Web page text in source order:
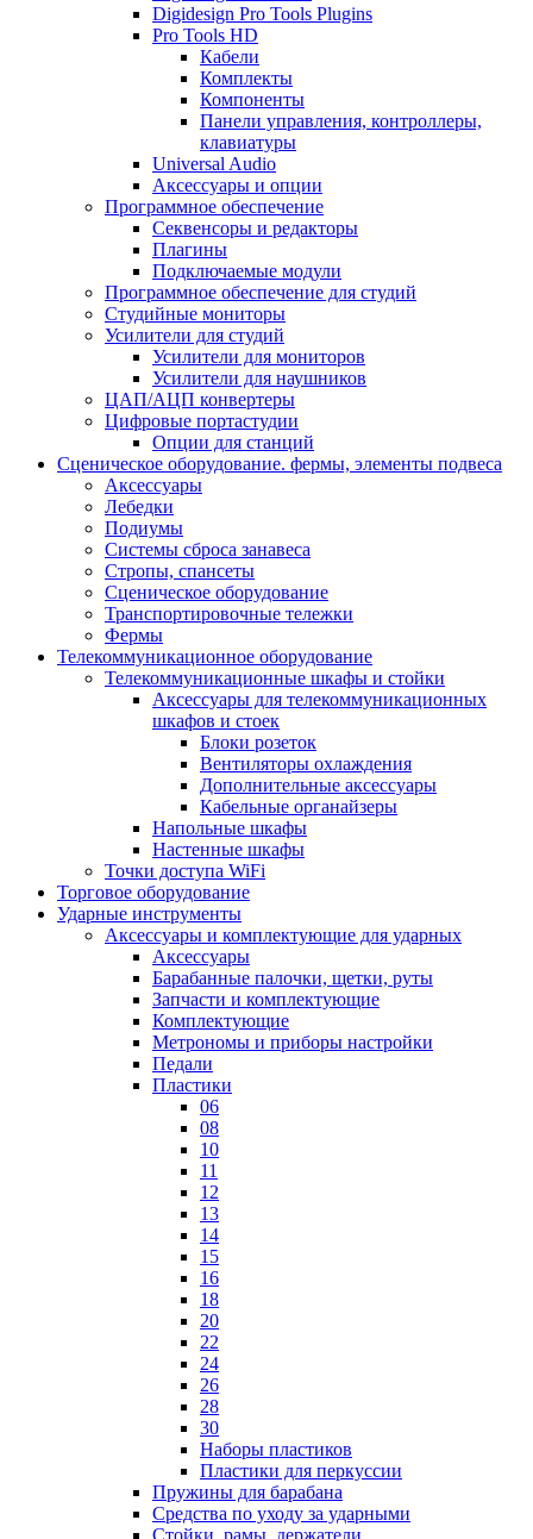
Digidesign Pro Tools Plugins
Pro Tools HD
Кабели
Комплекты
Компоненты
Панели управления, контроллеры,
клавиатуры
Universal Audio
Аксессуары и опции
Программное обеспечение
Cеквенсоры и редакторы
Плагины
Подключаемые модули
Программное обеспечение для студий
Студийные мониторы
Усилители для студий
Усилители для мониторов
Усилители для наушников
ЦАП/АЦП конвертеры
Цифровые портастудии
Опции для станций
Сценическое оборудование. фермы, элементы подвеса
Аксессуары
Лебедки
Подиумы
Системы сброса занавеса
Стропы, спансеты
Сценическое оборудование
Транспортировочные тележки
Фермы
Телекоммуникационное оборудование
Телекоммуникационные шкафы и стойки
Аксессуары для телекоммуникационных
шкафов и стоек
Блоки розеток
Вентиляторы охлаждения
Дополнительные аксессуары
Кабельные органайзеры
Напольные шкафы
Настенные шкафы
Точки доступа WiFi
Торговое оборудование
Ударные инструменты
Аксессуары и комплектующие для ударных
Аксессуары
Барабанные палочки, щетки, руты
Запчасти и комплектующие
Комплектующие
Метрономы и приборы настройки
Педали
Пластики
06
08
10
11
12
13
14
15
16
18
20
22
24
26
28
30
Наборы пластиков
Пластики для перкуссии
Пружины для барабана
Средства по уходу за ударными
Стойки, рамы, держатели